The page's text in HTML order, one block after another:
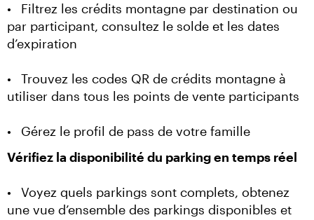
•	Filtrez les crédits montagne par destination ou
par participant, consultez le solde et les dates
d’expiration
•	Trouvez les codes QR de crédits montagne à
utiliser dans tous les points de vente participants
•	Gérez le profil de pass de votre famille
Vérifiez la disponibilité du parking en temps réel
•	Voyez quels parkings sont complets, obtenez
une vue d’ensemble des parkings disponibles et